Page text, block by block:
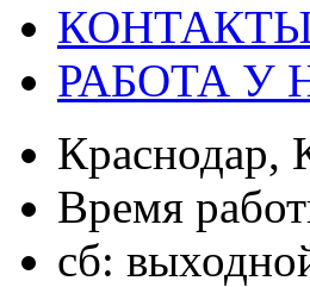
РАБОТА У
Краснодар,
Время
сб: